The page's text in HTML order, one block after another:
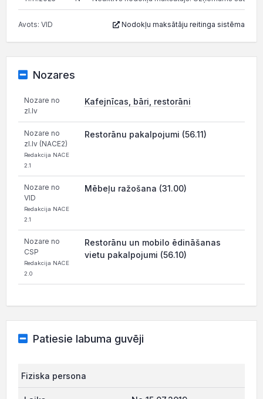
Avots: VID Nodokļu maksātāju reitinga sistēma
Nozares
Nozare no
zl.lv
Kafejnīcas, bāri, restorāni
Nozare no
zl.lv (NACE2)
Redakcija NACE
2.1
Restorānu pakalpojumi (56.11)
Nozare no
VID
Redakcija NACE
2.1
Mēbeļu ražošana (31.00)
Nozare no
CSP
Redakcija NACE
2.0
Restorānu un mobilo ēdināšanas
vietu pakalpojumi (56.10)
Patiesie labuma guvēji
Fiziska persona